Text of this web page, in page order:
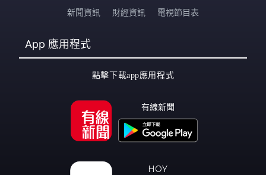
新聞資訊 財經資訊 電視節目表
App 應用程式
點擊下載app應用程式
有線新聞
HOY